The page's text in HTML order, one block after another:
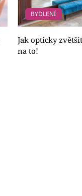
BYDLENÍ
Jak opticky
na to!